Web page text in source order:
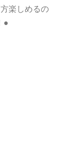
楽しめるの
●